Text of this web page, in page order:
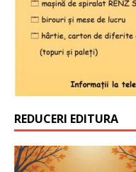
REDUCERI EDITURA